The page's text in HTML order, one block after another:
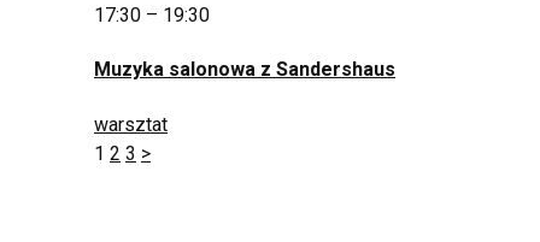
17:30 – 19:30
Muzyka salonowa z Sandershaus
warsztat
1 2 3 >